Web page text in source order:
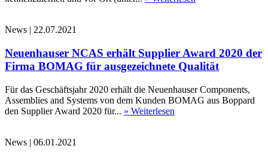
News | 22.07.2021
Neuenhauser NCAS erhält Supplier Award 2020 der
Firma BOMAG für ausgezeichnete Qualität
Für das Geschäftsjahr 2020 erhält die Neuenhauser Components,
Assemblies and Systems von dem Kunden BOMAG aus Boppard
den Supplier Award 2020 für... » Weiterlesen
News | 06.01.2021